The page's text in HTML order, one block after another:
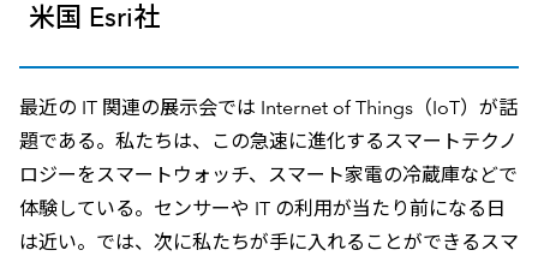
米国 Esri社
最近の IT 関連の展示会では Internet of Things（IoT）が話
題である。私たちは、この急速に進化するスマートテクノ
ロジーをスマートウォッチ、スマート家電の冷蔵庫などで
体験している。センサーや IT の利用が当たり前になる日
は近い。では、次に私たちが手に入れることができるスマ